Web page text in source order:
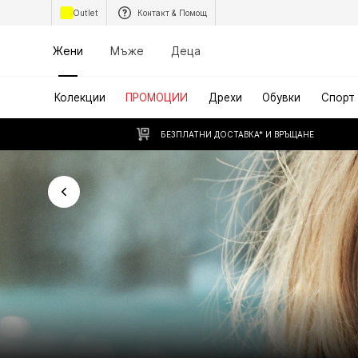
Outlet Контакт & Помощ
Жени Мъже Деца
Колекции ПРОМОЦИИ Дрехи Обувки Спорт
БЕЗПЛАТНИ ДОСТАВКА* И ВРЪЩАНЕ